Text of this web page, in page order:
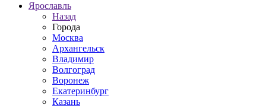
Ярославль
Назад
Города
Москва
Архангельск
Владимир
Волгоград
Воронеж
Екатеринбург
Казань